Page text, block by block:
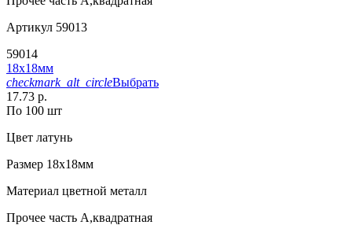
Артикул 59013
59014
18х18мм
checkmark_alt_circleВыбрать
17.73 р.
По 100 шт
Цвет латунь
Размер 18х18мм
Материал цветной металл
Прочее часть А,квадратная